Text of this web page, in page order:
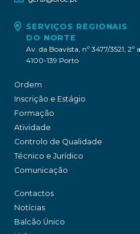
SERVIÇOS REGIONAIS
DO NORTE
Av. da Boavista, nº 3477/3521, 2º
4100-139 Porto
Ordem
Inscrição e Estágio
Formação
Atividade
Controlo de Qualidade
Técnico e Jurídico
Comunicação
Contactos
Notícias
Balcão Único